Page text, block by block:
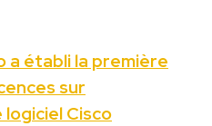
a établi la première
sur
Cisco